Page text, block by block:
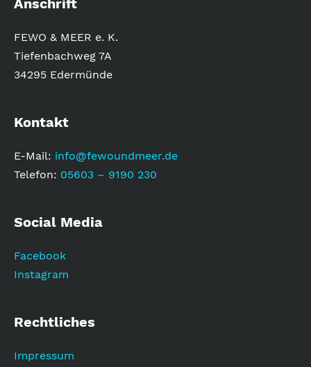
Anschrift
FEWO & MEER e. K.
Tiefenbachweg 7A
34295 Edermünde
Kontakt
E-Mail: info@fewoundmeer.de
Telefon: 05603 – 9190 230
Social Media
Facebook
Instagram
Rechtliches
Impressum